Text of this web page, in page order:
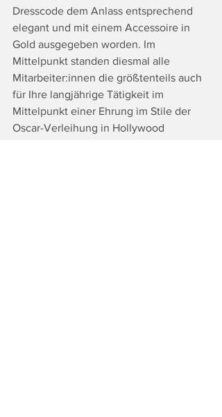
Dresscode dem Anlass entsprechend
elegant und mit einem Accessoire in
Gold ausgegeben worden. Im
Mittelpunkt standen diesmal alle
Mitarbeiter:innen die größtenteils auch
für Ihre langjährige Tätigkeit im
Mittelpunkt einer Ehrung im Stile der
Oscar-Verleihung in Hollywood